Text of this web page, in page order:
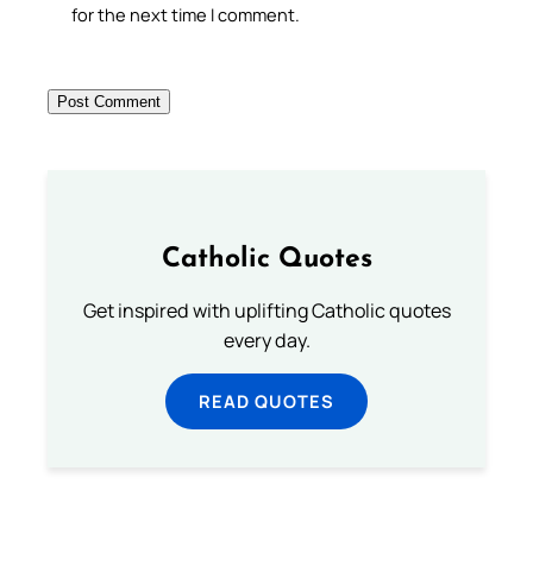
for the next time I comment.
Catholic Quotes
Get inspired with uplifting Catholic quotes
every day.
READ QUOTES